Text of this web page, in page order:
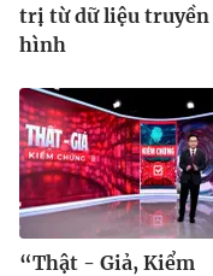
trị từ dữ liệu truyền
hình
“Thật - Giả, Kiểm